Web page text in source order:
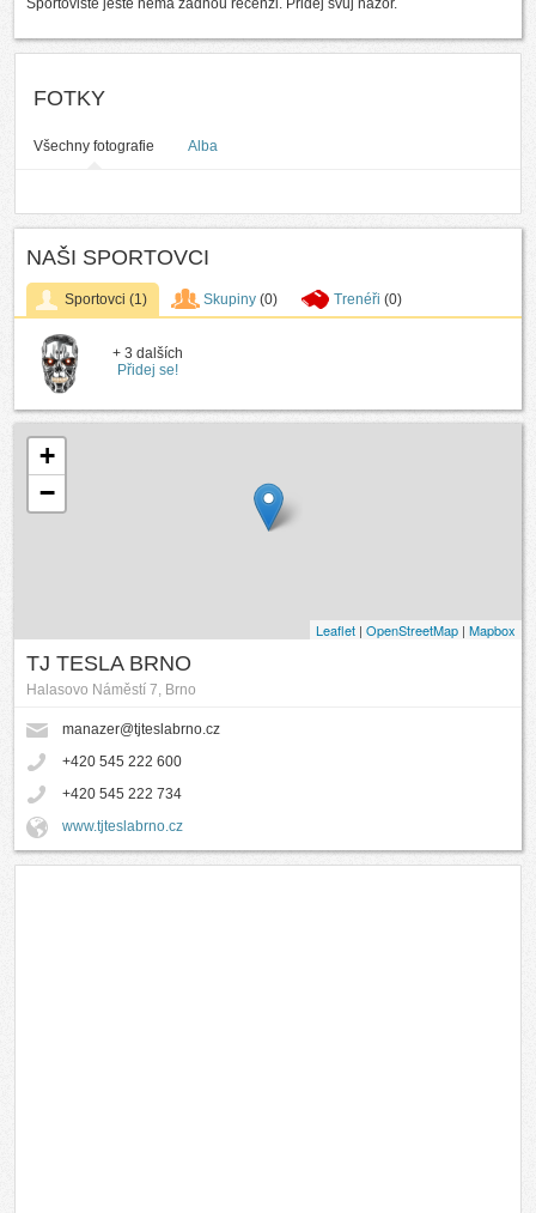
Sportoviště ještě nemá žádnou recenzi. Přidej svůj názor.
FOTKY
Všechny fotografie Alba
NAŠI SPORTOVCI
Sportovci (1) Skupiny (0) Trenéři (0)
+ 3 dalších
Přidej se!
+
−
Leaflet | OpenStreetMap | Mapbox
TJ TESLA BRNO
Halasovo Náměstí 7, Brno
manazer@tjteslabrno.cz
+420 545 222 600
+420 545 222 734
www.tjteslabrno.cz